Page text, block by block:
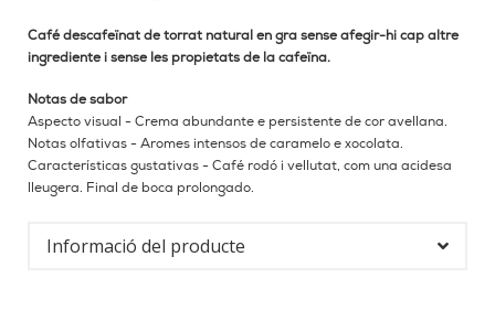
Café descafeïnat de torrat natural en gra sense afegir-hi cap altre
ingrediente i sense les propietats de la cafeïna.
Notas de sabor
Aspecto visual - Crema abundante e persistente de cor avellana.
Notas olfativas - Aromes intensos de caramelo e xocolata.
Características gustativas - Café rodó i vellutat, com una acidesa
lleugera. Final de boca prolongado.
Informació del producte